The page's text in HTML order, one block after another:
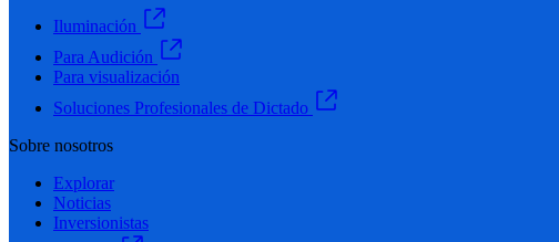
Iluminación
Para Audición
Para visualización
Soluciones Profesionales de Dictado
Sobre nosotros
Explorar
Noticias
Inversionistas